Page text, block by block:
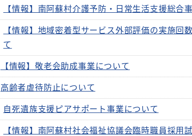
【情報】南阿蘇村介護予防・日常生活支援総合
【情報】地域密着型サービス外部評価の実施回
て
【情報】敬老会助成事業について
高齢者虐待防止について
自死遺族支援ピアサポート事業について
【情報】南阿蘇村社会福祉協議会臨時職員採用